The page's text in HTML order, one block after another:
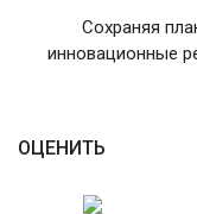
Сохраняя
инновационные
ОЦЕНИТЬ